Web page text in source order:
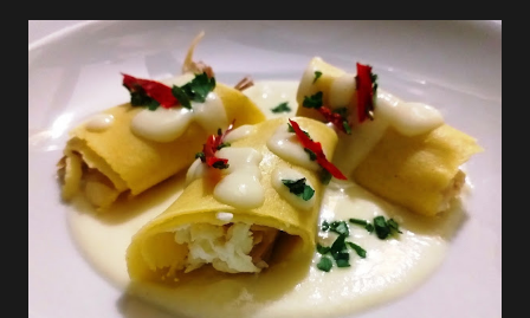
portiamola in una padella calda, la fiamma dovrà
essere bassissima, aggiungiamoci un paio di foglie
di alloro e uno spicchio d’aglio sbucciato,
iniziamo la tostatura mescolando insieme il
composto con l’aiuto di una paletta, dopo qualche
minuto aggiungiamo un cucchiaio di olio evo per
mezzo kg di mollica e continuiamo a rimescolare il
composto, dopo una decina di minuti inizieremo a
vedere la nostra mollica che andra asciugando